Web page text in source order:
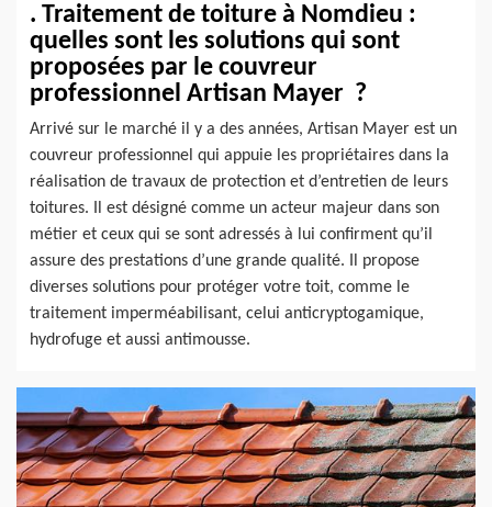
. Traitement de toiture à Nomdieu :
quelles sont les solutions qui sont
proposées par le couvreur
professionnel Artisan Mayer ?
Arrivé sur le marché il y a des années, Artisan Mayer est un
couvreur professionnel qui appuie les propriétaires dans la
réalisation de travaux de protection et d’entretien de leurs
toitures. Il est désigné comme un acteur majeur dans son
métier et ceux qui se sont adressés à lui confirment qu’il
assure des prestations d’une grande qualité. Il propose
diverses solutions pour protéger votre toit, comme le
traitement imperméabilisant, celui anticryptogamique,
hydrofuge et aussi antimousse.